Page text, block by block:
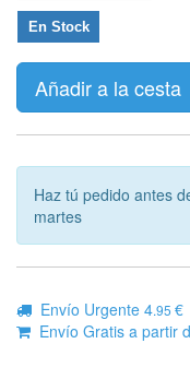
En Stock
Añadir a la cesta
Haz tú pedido antes
martes
Envío Urgente 4.95 €
Envío Gratis a partir